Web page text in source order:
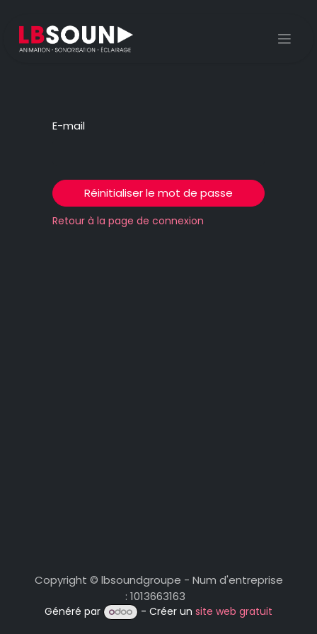
E-mail
Réinitialiser le mot de passe
Retour à la page de connexion
Copyright © lbsoundgroupe - Num d'entreprise
: 1013663163
Généré par - Créer un site web gratuit